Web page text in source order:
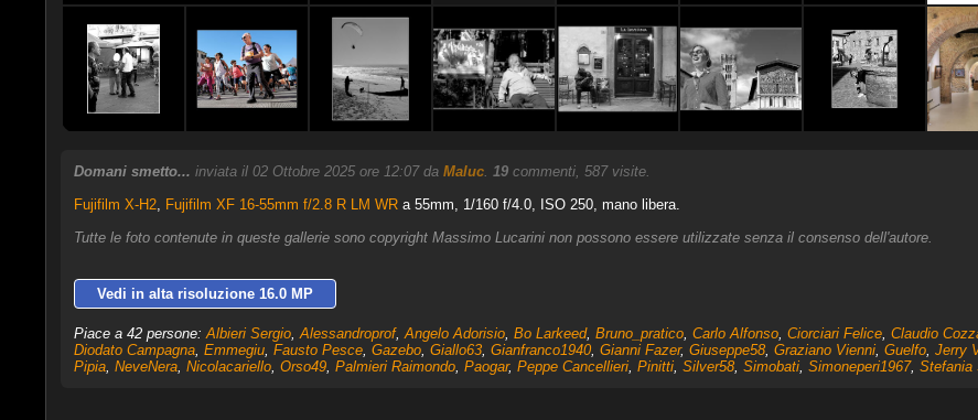
Domani smetto... inviata il 02 Ottobre 2025 ore 12:07 da Maluc. 19commenti, 587 visite.
Fujifilm X-H2, Fujifilm XF 16-55mm f/2.8 R LM WRa 55mm, 1/160 f/4.0, ISO 250, mano libera.
Tutte le foto contenute in queste gallerie sono copyright Massimo Lucarini non possono essere utilizzate senza il consenso dell'autore.
Vedi in alta risoluzione 16.0 MP
Piace a 42 persone:Albieri Sergio,Alessandroprof,Angelo Adorisio, Bo Larkeed, Bruno_pratico, Carlo Alfonso, Ciorciari Felice, Claudio
Diodato Campagna, Emmegiu, Fausto Pesce, Gazebo, Giallo63, Gianfranco1940, Gianni Fazer, Giuseppe58, Graziano Vienni, Guelfo, Jerry
Pipia, NeveNera, Nicolacariello, Orso49, Palmieri Raimondo, Paogar, Peppe Cancellieri, Pinitti, Silver58, Simobati, Simoneperi1967, Stefania